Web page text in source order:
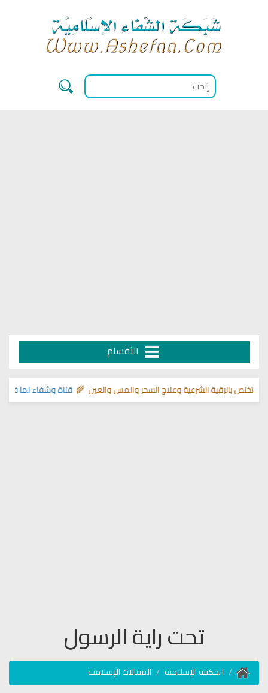
الأقسام
قناة وشفاء لما في الصدور>> الشرعية وعلاج السحر والمس والعين 🌾
تحت راية الرسول
المكتبة الإسلامية المقالات الإسلامية